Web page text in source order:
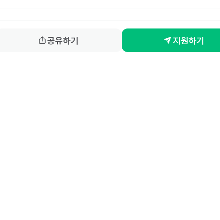
공유하기 지원하기